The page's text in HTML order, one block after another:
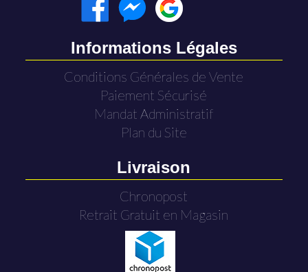
Informations Légales
Conditions Générales de Vente
Paiement Sécurisé
Mandat Administratif
Plan du Site
Livraison
Chronopost
Retrait Gratuit en Magasin